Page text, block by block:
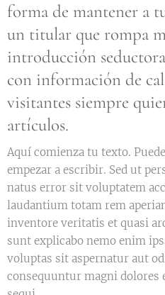
forma de mantener a
un titular que rompa
introducción
con información de
visitantes siempre
artículos.
Aquí comienza tu texto.
empezar a escribir. Sed ut
natus error sit voluptatem
laudantium totam rem
inventore veritatis et quasi
sunt explicabo nemo enim
voluptas sit aspernatur aut
consequuntur magni dolores